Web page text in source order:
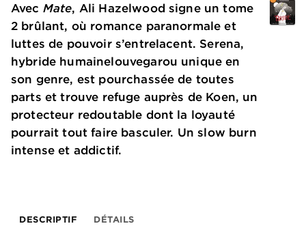
Avec Mate, Ali Hazelwood signe un tome
2 brûlant, où romance paranormale et
luttes de pouvoir s’entrelacent. Serena,
hybride humainelouvegarou unique en
son genre, est pourchassée de toutes
parts et trouve refuge auprès de Koen, un
protecteur redoutable dont la loyauté
pourrait tout faire basculer. Un slow burn
intense et addictif.
DESCRIPTIF DÉTAILS